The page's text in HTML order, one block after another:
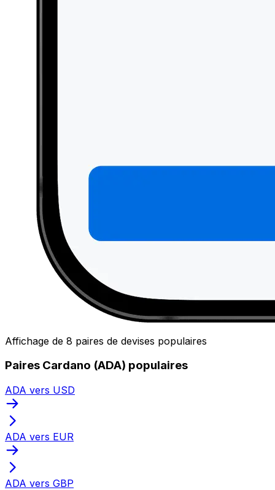
Affichage de 8 paires de devises populaires
Paires Cardano (ADA) populaires
ADA vers USD
ADA vers EUR
ADA vers GBP